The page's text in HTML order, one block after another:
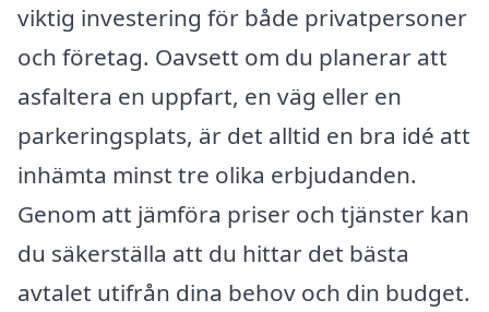
viktig investering för både privatpersoner
och företag. Oavsett om du planerar att
asfaltera en uppfart, en väg eller en
parkeringsplats, är det alltid en bra idé att
inhämta minst tre olika erbjudanden.
Genom att jämföra priser och tjänster kan
du säkerställa att du hittar det bästa
avtalet utifrån dina behov och din budget.